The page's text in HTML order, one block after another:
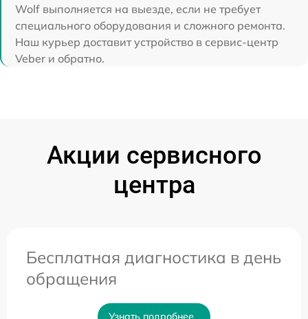
Wolf выполняется на выезде, если не требует
специального оборудования и сложного ремонта.
Наш курьер доставит устройство в сервис-центр
Veber и обратно.
Акции сервисного
центра
Бесплатная диагностика в день
обращения
Узнать подробнее